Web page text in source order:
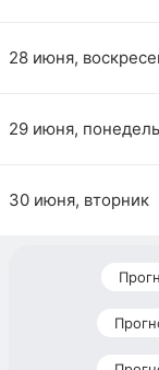
28 июня,
29 июня,
30 июня, вторник